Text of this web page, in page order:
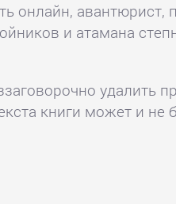
онлайн,
и атамана
удалить
книги может и